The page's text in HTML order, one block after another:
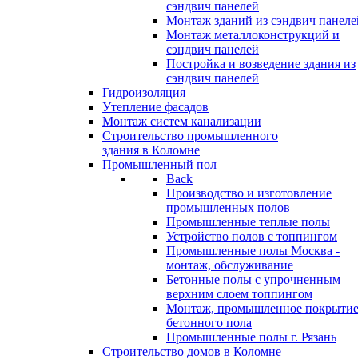
сэндвич панелей
Монтаж зданий из сэндвич
Монтаж металлоконструкций и
сэндвич панелей
Постройка и возведение здания из
сэндвич панелей
Гидроизоляция
Утепление фасадов
Монтаж систем канализации
Строительство промышленного
здания в Коломне
Промышленный пол
Back
Производство и изготовление
промышленных полов
Промышленные теплые полы
Устройство полов с топпингом
Промышленные полы Москва -
монтаж, обслуживание
Бетонные полы с упрочненным
верхним слоем топпингом
Монтаж, промышленное покрытие
бетонного пола
Промышленные полы г. Рязань
Строительство домов в Коломне